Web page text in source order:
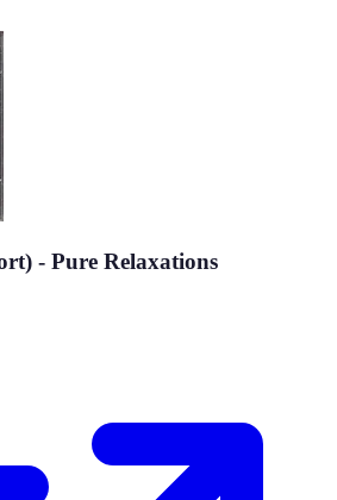
- Pure Relaxations